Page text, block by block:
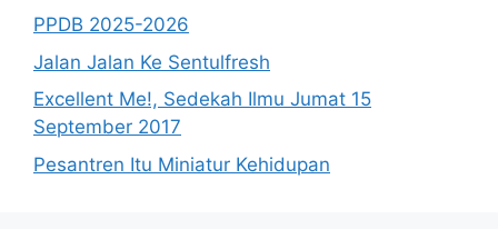
PPDB 2025-2026
Jalan Jalan Ke Sentulfresh
Excellent Me!, Sedekah Ilmu Jumat 15
September 2017
Pesantren Itu Miniatur Kehidupan